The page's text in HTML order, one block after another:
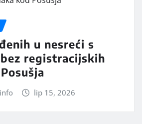
u nesreći s
registracijskih
lip 15, 2026